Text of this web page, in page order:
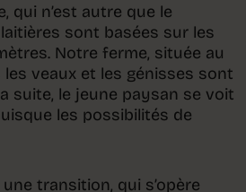
qui n’est autre que le
sont basées sur les
Notre ferme, située au
veaux et les génisses sont
suite, le jeune paysan se voit
les possibilités de
transition, qui s’opère